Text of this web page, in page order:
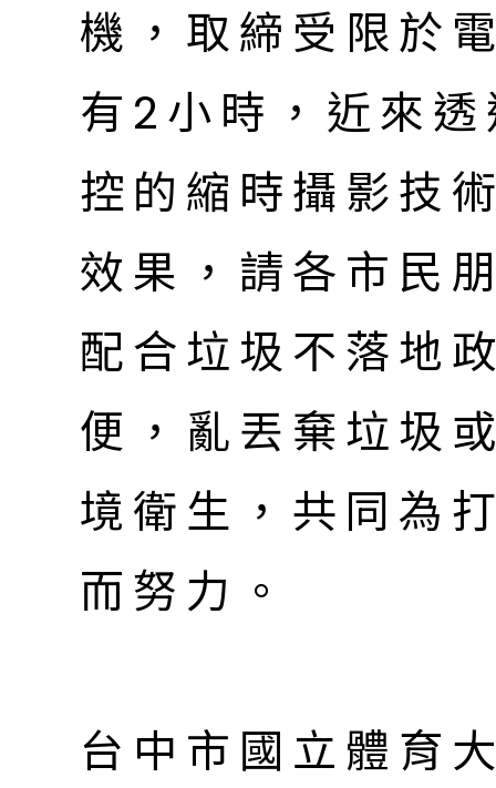
機，取締受限於
有2小時，近來
控的縮時攝影技
效果，請各市民
配合垃圾不落地
便，亂丟棄垃圾
境衛生，共同為
而努力。
台中市國立體育